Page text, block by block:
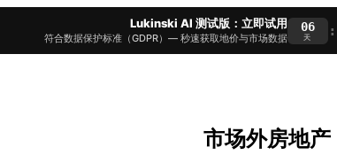
Lukinski AI 测试版：立即试用
符合数据保护标准（GDPR）— 秒速获取地价与市场数据
06
天 :
市场外房地产